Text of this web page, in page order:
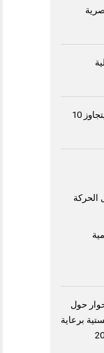
إنتاج القمح في مصر خلال موسم 2026، يتجاوز 10
2026” يعزز الحوار حول
برعاية